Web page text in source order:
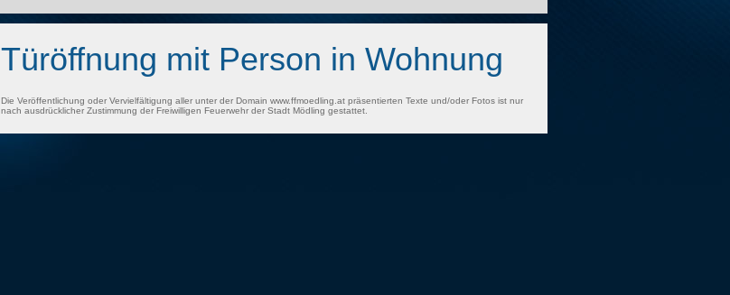
Türöffnung mit Person in Wohnung
Die Veröffentlichung oder Vervielfältigung aller unter der Domain www.ffmoedling.at präsentierten Texte und/oder Fotos ist nur
nach ausdrücklicher Zustimmung der Freiwilligen Feuerwehr der Stadt Mödling gestattet.